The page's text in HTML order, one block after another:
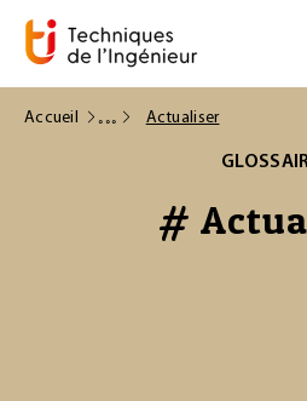
Accueil Actualiser
#